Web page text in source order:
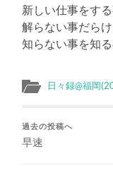
新しい仕事をす
解らない事だら
知らない事を知
日々録@福岡
過去の投稿へ
早速